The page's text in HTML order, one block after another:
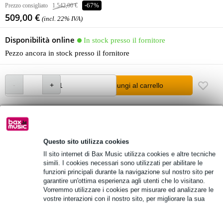
Questo sito utilizza cookies
Il sito internet di Bax Music utilizza cookies e altre tecniche
simili. I cookies necessari sono utilizzati per abilitare le
funzioni principali durante la navigazione sul nostro sito per
garantire un'ottima esperienza agli utenti che lo visitano.
Vorremmo utilizzare i cookies per misurare ed analizzare le
vostre interazioni con il nostro sito, per migliorare la sua
Prezzo consigliato 1.542,00 € -67%
509,00 € (incl. 22% IVA)
Disponibilità online
In stock presso il fornitore
Pezzo ancora in stock presso il fornitore
Aggiungi al carrello
Ordine prima di 16:00 = in circa 10 giorni lavorativi a domicilio
Oltre 48.000 articoli disponibili
1.250 marchi leader
Scegli adesso i 2 anni di garanzia aggiuntiva e molti altri
vantaggi!